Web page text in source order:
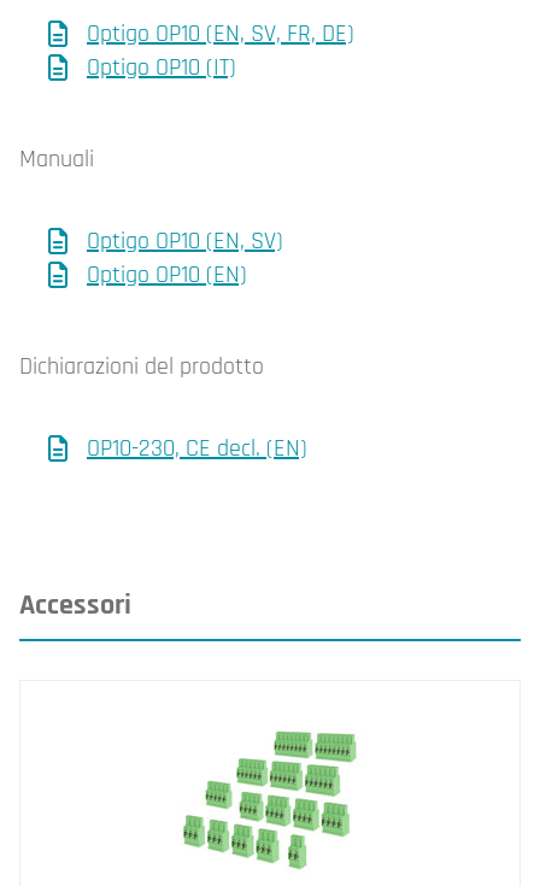
Optigo OP10 (EN, SV, FR, DE)
Optigo OP10 (IT)
Manuali
Optigo OP10 (EN, SV)
Optigo OP10 (EN)
Dichiarazioni del prodotto
OP10-230, CE decl. (EN)
Accessori